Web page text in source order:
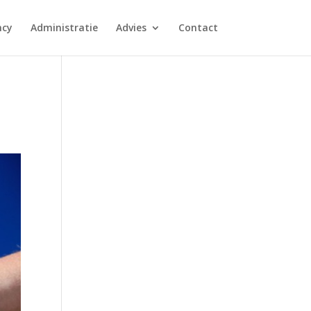
Administratie Advies Contact